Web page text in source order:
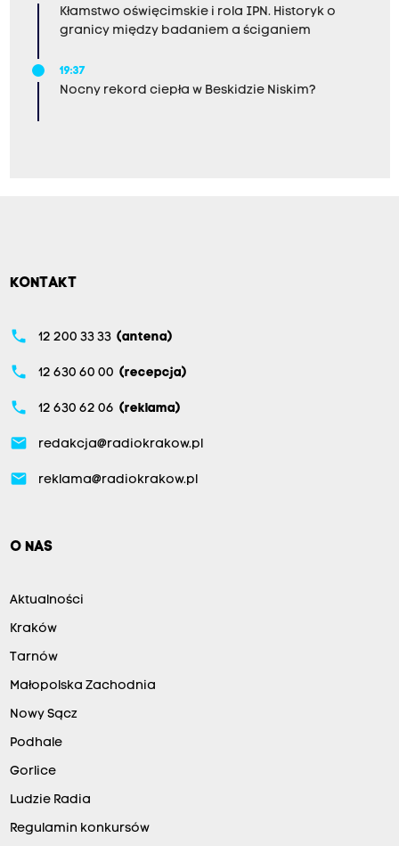
Kłamstwo oświęcimskie i rola IPN. Historyk o
granicy między badaniem a ściganiem
19:37
Nocny rekord ciepła w Beskidzie Niskim?
KONTAKT
phone 12 200 33 33 (antena)
phone 12 630 60 00 (recepcja)
phone 12 630 62 06 (reklama)
email redakcja@radiokrakow.pl
email reklama@radiokrakow.pl
O NAS
Aktualności
Kraków
Tarnów
Małopolska Zachodnia
Nowy Sącz
Podhale
Gorlice
Ludzie Radia
Regulamin konkursów